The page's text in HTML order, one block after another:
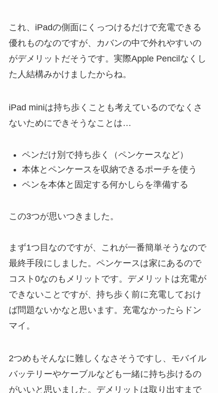
これ、iPadの側面にくっつけるだけで充電できる
優れものなのですが、カバンの中で外れやすいの
がデメリットだそうです。実際Apple Pencilなくし
た人結構みかけましたからね。
iPad miniは持ち歩くことも考えているのでなくさ
ないためにできそうなことは…
ペンだけ別で持ち歩く（ペンケースなど）
本体とペンケースを収納できるポーチを使う
ペンを本体と固定する何かしらを準備する
この3つが思いつきました。
まず1つ目なのですが、これが一番簡単そうなので
最終手段にしました。ペンケースは家にあるので
コスト0なのもメリットです。デメリットは充電が
できないことですが、持ち歩く前に充電しておけ
ば問題ないかなと思います。充電なかったらドン
マイ。
2つめもそんなに難しくなさそうですし、モバイル
バッテリーやケーブルなども一緒に持ち歩けるの
がいいと思いました。デメリットは取り出すまで